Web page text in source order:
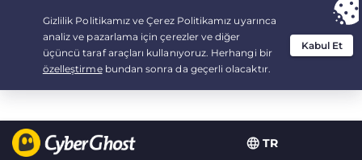
TR
Your choice:The Best Dealfor 2.1666666666667-years at $
/month